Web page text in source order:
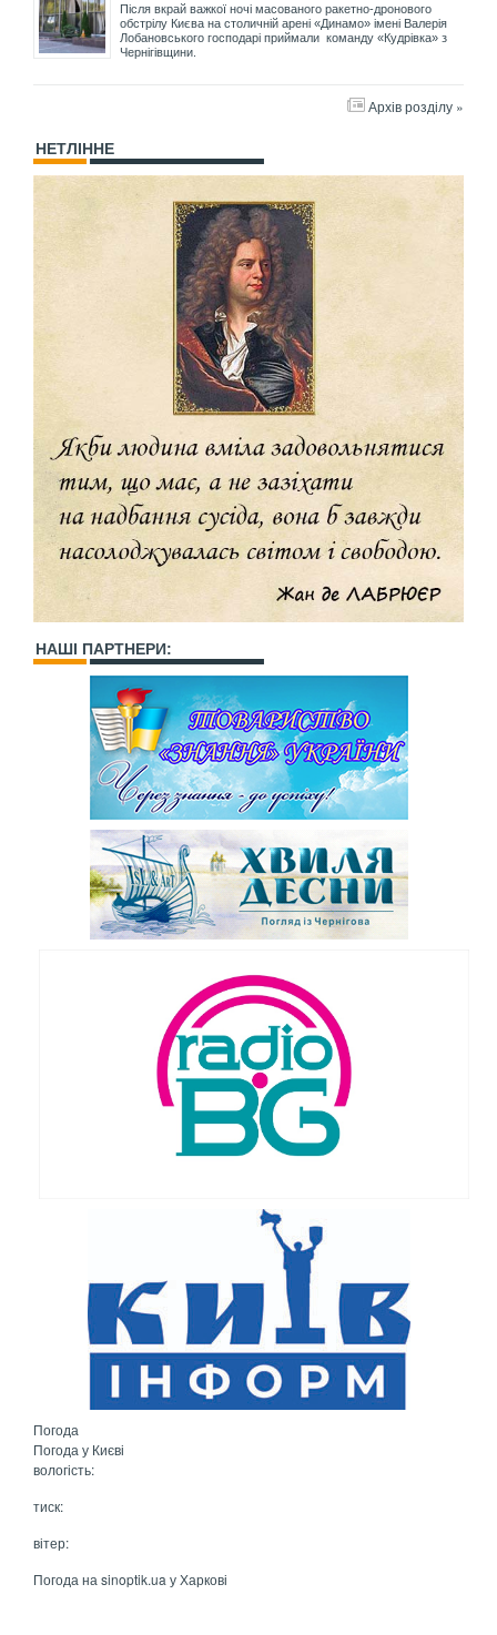
Після вкрай важкої ночі масованого ракетно-дронового
обстрілу Києва на столичній арені «Динамо» імені Валерія
Лобановського господарі приймали команду «Кудрівка» з
Чернігівщини.
Архів розділу »
НЕТЛІННЕ
НАШІ ПАРТНЕРИ:
Погода
Погода у Києві
вологість:
тиск:
вітер:
Погода на sinoptik.ua у Харкові